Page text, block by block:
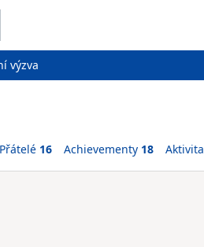
výzva
Přátelé 16 Achievementy 18 Aktivita